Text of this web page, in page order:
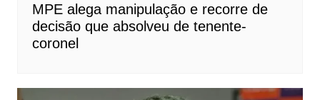
MPE alega manipulação e recorre de
decisão que absolveu de tenente-
coronel